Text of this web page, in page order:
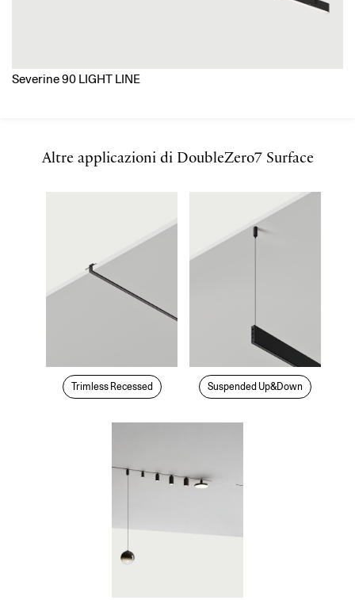
Severine 90 LIGHT LINE
Altre applicazioni di DoubleZero7 Surface
Trimless Recessed Suspended Up&Down